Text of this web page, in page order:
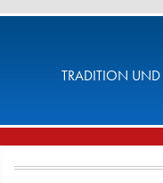
TRADITION UND